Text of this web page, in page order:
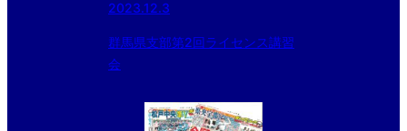
2023.12.3
群馬県支部第2回ライセンス講習
会